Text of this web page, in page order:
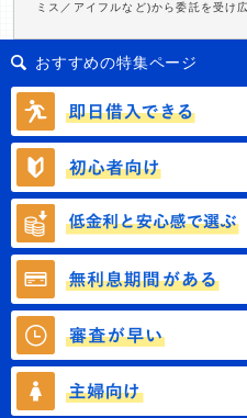
ミス／アイフルなど)から委託を受け
おすすめの特集ページ